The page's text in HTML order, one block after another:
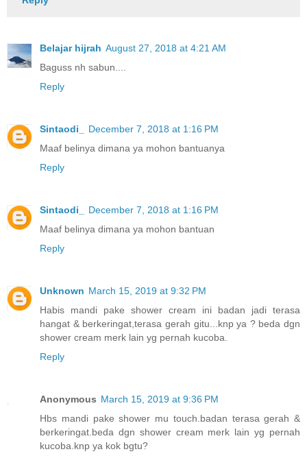
Belajar hijrah August 27, 2018 at 4:21 AM
Baguss nh sabun....
Reply
Sintaodi_
December 7, 2018 at 1:16 PM
Maaf belinya dimana ya mohon bantuanya
Reply
Sintaodi_
December 7, 2018 at 1:16 PM
Maaf belinya dimana ya mohon bantuan
Reply
Unknown March 15, 2019 at 9:32 PM
Habis mandi pake shower cream ini badan jadi terasa
hangat & berkeringat,terasa gerah gitu...knp ya ? beda dgn
shower cream merk lain yg pernah kucoba.
Reply
Anonymous March 15, 2019 at 9:36 PM
Hbs mandi pake shower mu touch.badan terasa gerah &
berkeringat.beda dgn shower cream merk lain yg pernah
kucoba.knp ya kok bgtu?